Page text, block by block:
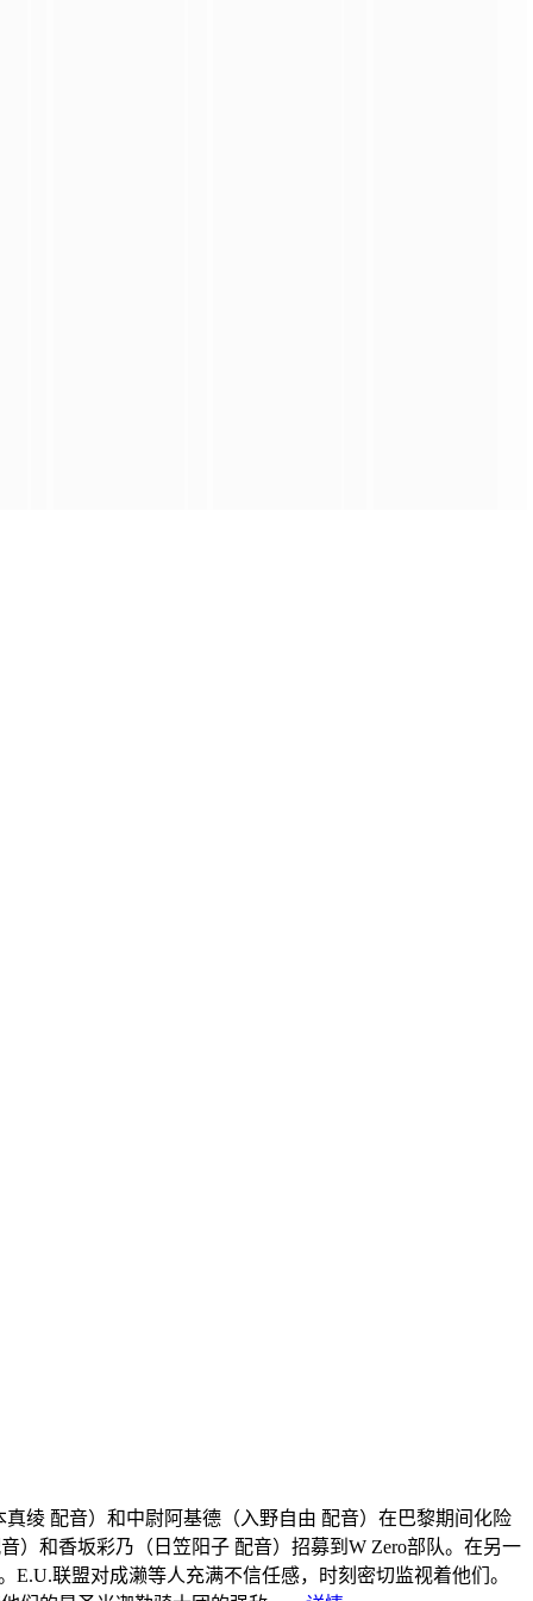
绫 配音）和中尉阿基德（入野自由 配音）在巴黎期间化险
）和香坂彩乃（日笠阳子 配音）招募到W Zero部队。在另一
联盟对成濑等人充满不信任感，时刻密切监视着他们。